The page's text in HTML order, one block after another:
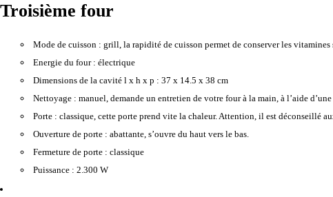
Troisième four
Mode de cuisson : grill, la rapidité de cuisson permet de conserver les
Energie du four : électrique
Dimensions de la cavité l x h x p : 37 x 14.5 x 38 cm
Nettoyage : manuel, demande un entretien de votre four à la main, à l’aide
Porte : classique, cette porte prend vite la chaleur. Attention, il est déconseillé
Ouverture de porte : abattante, s’ouvre du haut vers le bas.
Fermeture de porte : classique
Puissance : 2.300 W